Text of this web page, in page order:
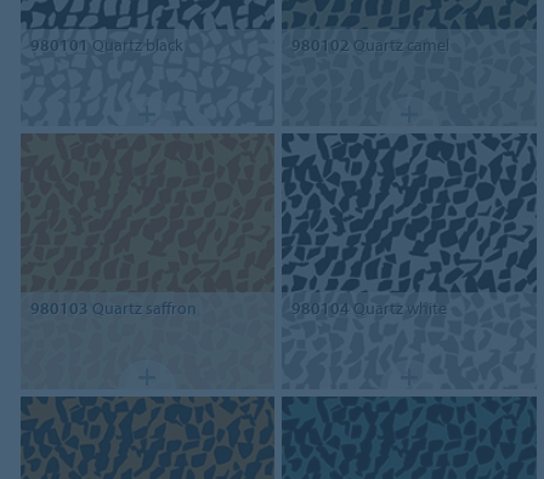
980101 Quartz black 980102 Quartz camel
980103 Quartz saffron 980104 Quartz white